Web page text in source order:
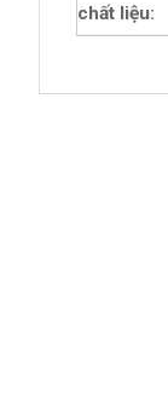
chất liệu: